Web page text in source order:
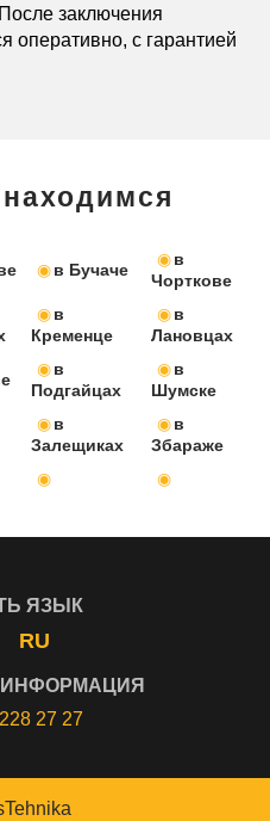
заключения
оперативно, с гарантией
в Бучаче
в
Чорткове
в
Кременце
в
Лановцах
в
Подгайцах
в
Шумске
в
Залещиках
в
Збараже
ЯЗЫК
RU
ИНФОРМАЦИЯ
27 27